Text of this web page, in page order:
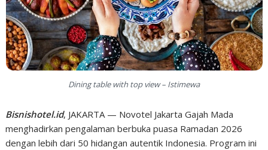
Dining table with top view – Istimewa
Bisnishotel.id, JAKARTA — Novotel Jakarta Gajah Mada
menghadirkan pengalaman berbuka puasa Ramadan 2026
dengan lebih dari 50 hidangan autentik Indonesia. Program ini